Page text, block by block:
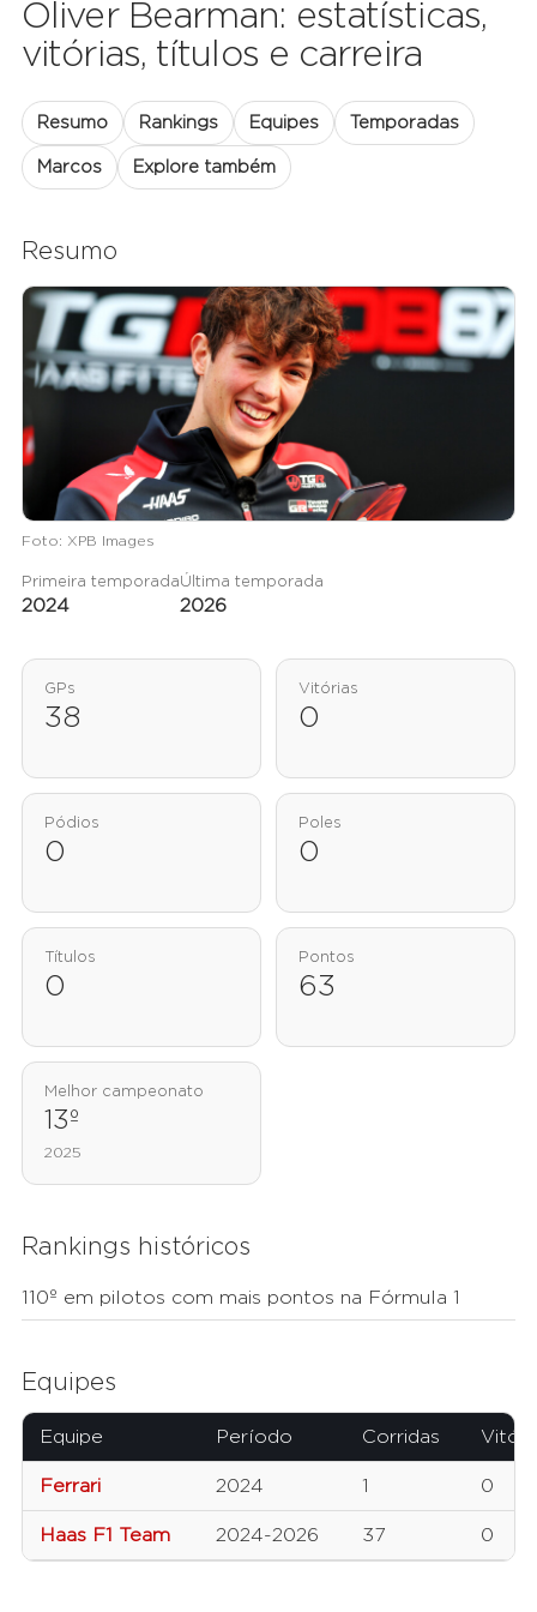
Oliver Bearman: estatísticas,
vitórias, títulos e carreira
Resumo Rankings Equipes Temporadas
Marcos Explore também
Resumo
Foto: XPB Images
Primeira temporada
2024
Última temporada
2026
GPs
38
Vitórias
0
Pódios
0
Poles
0
Títulos
0
Pontos
63
Melhor campeonato
13º
2025
Rankings históricos
110º em pilotos com mais pontos na Fórmula 1
Equipes
Equipe Período Corridas
Ferrari 2024 1 0
Haas F1 Team 2024-2026 37 0